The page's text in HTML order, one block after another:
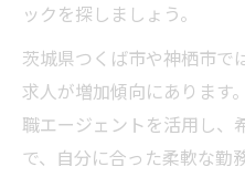
ックを探しましょう。
茨城県つくば市や神栖市で
求人が増加傾向にあります
職エージェントを活用し、
で、自分に合った柔軟な勤